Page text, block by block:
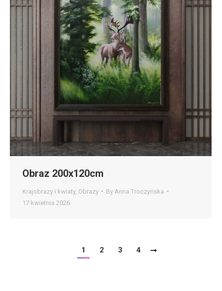
Obraz 200x120cm
Krajobrazy i kwiaty, Obrazy By Anna Troczyńska
17 kwietnia 2026
1 2 3 4